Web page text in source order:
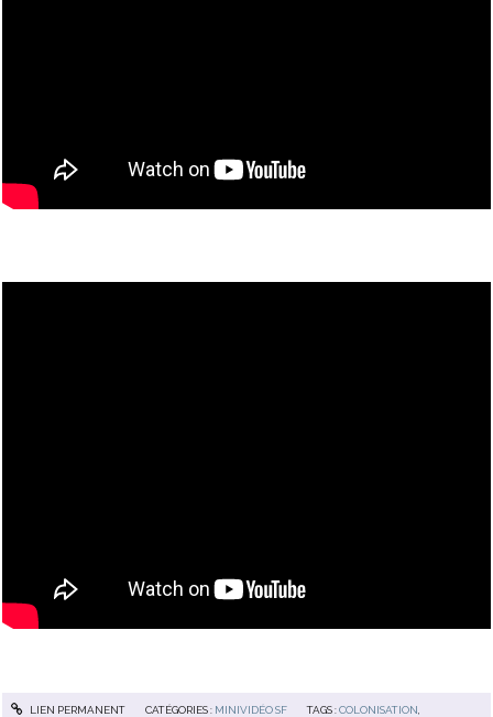
LIEN PERMANENT CATÉGORIES : MINIVIDÉO SF TAGS :COLONISATION